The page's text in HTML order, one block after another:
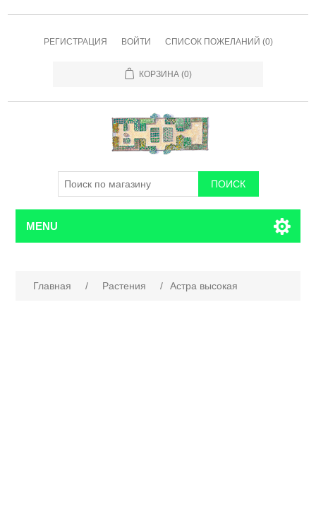
РЕГИСТРАЦИЯ ВОЙТИ СПИСОК ПОЖЕЛАНИЙ (0)
КОРЗИНА (0)
MENU
Главная / Растения / Астра высокая